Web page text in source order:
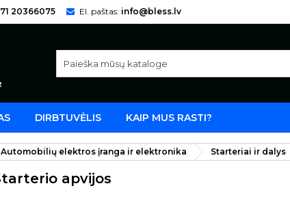
20366075 El. paštas: info@bless.lv
DIRBTUVĖLIS KAIP MUS RASTI?
Automobilių elektros įranga ir elektronika Starteriai ir dalys
apvijos